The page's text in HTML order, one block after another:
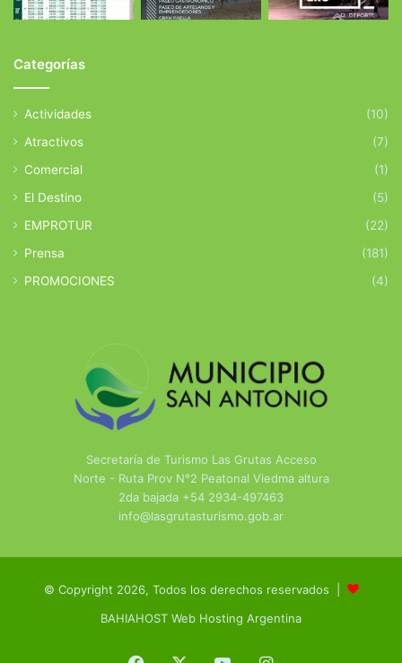
Categorías
Actividades
(10)
Atractivos
(7)
Comercial
(1)
El Destino
(5)
EMPROTUR
(22)
Prensa
(181)
PROMOCIONES
(4)
Secretaría de Turismo Las Grutas Acceso
Norte - Ruta Prov N°2 Peatonal Viedma altura
2da bajada +54 2934-497463
info@lasgrutasturismo.gob.ar
© Copyright 2026, Todos los derechos reservados |
BAHIAHOST Web Hosting Argentina